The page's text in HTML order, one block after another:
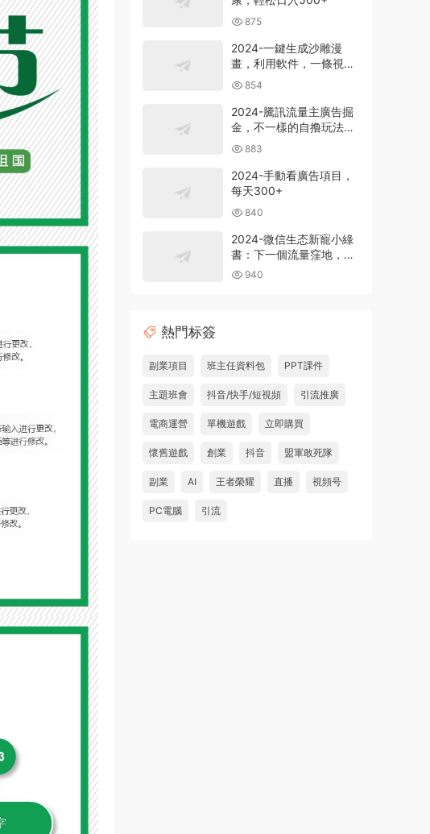
875
2024-一鍵生成沙雕漫
畫，利用軟件，一條視頻
播放12W+，單日變現
1000+
854
2024-騰訊流量主廣告掘
金，不一樣的自撸玩法，
日賺500-1000+，無設備
要求
883
2024-手動看廣告項目，
每天300+
840
2024-微信生态新寵小綠
書：下一個流量窪地，粉
絲質量超高，日引
940
熱門标簽
副業項目 班主任資料包 PPT課件
主題班會 抖音/快手/短視頻 引流推廣
電商運營 單機遊戲 立即購買
懷舊遊戲 創業 抖音 盟軍敢死隊
副業 AI 王者榮耀 直播 視頻号
PC電腦 引流